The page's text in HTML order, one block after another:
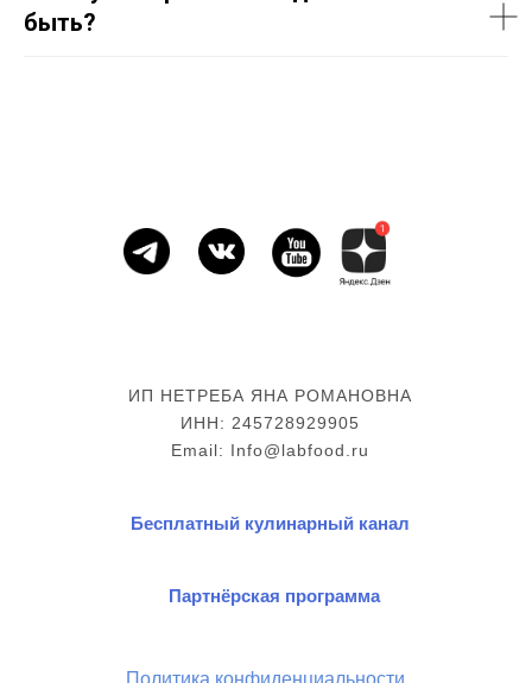
быть?
ИП НЕТРЕБА ЯНА РОМАНОВНА
ИНН: 245728929905
Email: Info@labfood.ru
Бесплатный кулинарный канал
Партнёрская программа